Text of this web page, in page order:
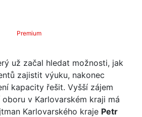
Premium
už začal hledat možnosti, jak
zajistit výuku, nakonec
kapacity řešit. Vyšší zájem
v Karlovarském kraji má
Karlovarského kraje Petr